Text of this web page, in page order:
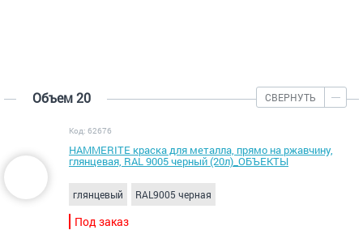
Объем 20 СВЕРНУТЬ
Код: 62676
HAMMERITE краска для металла, прямо на ржавчину,
глянцевая, RAL 9005 черный (20л)_ОБЪЕКТЫ
глянцевый RAL9005 черная
Под заказ